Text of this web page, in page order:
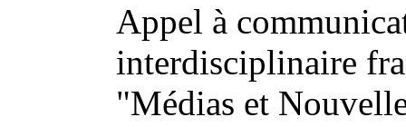
Appel à
interdisciplinaire
"Médias et